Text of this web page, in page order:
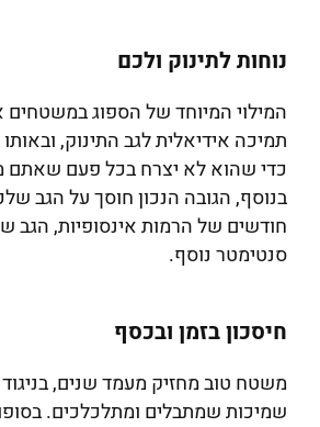
נוחות לתינוק ולכם
המילוי המיוחד של הספוג במשטחים
תמיכה אידיאלית לגב התינוק,
כדי שהוא לא יצרח בכל פעם שאתם
בנוסף, הגובה הנכון חוסך על הגב
חודשים של הרמות אינסופיות, הגב
סנטימטר נוסף.
חיסכון בזמן ובכסף
משטח טוב מחזיק מעמד שנים,
שמיכות שמתבלים ומתלכלכים.